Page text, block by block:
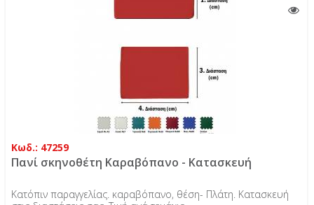
Κωδ.: 47259
Πανί σκηνοθέτη Καραβόπανο - Κατασκευή
Κατόπιν παραγγελίας. καραβόπανο, θέση- Πλάτη. Κατασκευή